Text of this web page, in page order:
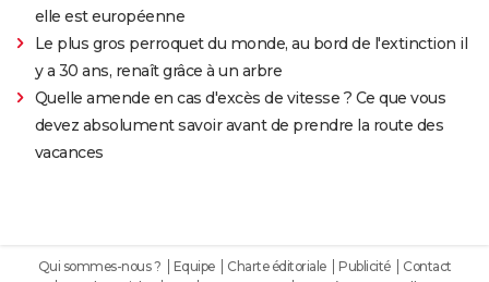
elle est européenne
Le plus gros perroquet du monde, au bord de l'extinction il
y a 30 ans, renaît grâce à un arbre
Quelle amende en cas d'excès de vitesse ? Ce que vous
devez absolument savoir avant de prendre la route des
vacances
Qui sommes-nous ? Equipe Charte éditoriale Publicité
Contact